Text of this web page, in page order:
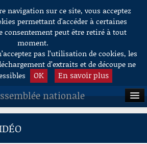
navigation sur ce site, vous acceptez
permettant d'accéder à certaines
consentement peut être retiré à tout
moment.
pas l’utilisation de cookies, les
d’extraits et de découpe ne
OK En savoir plus
nationale